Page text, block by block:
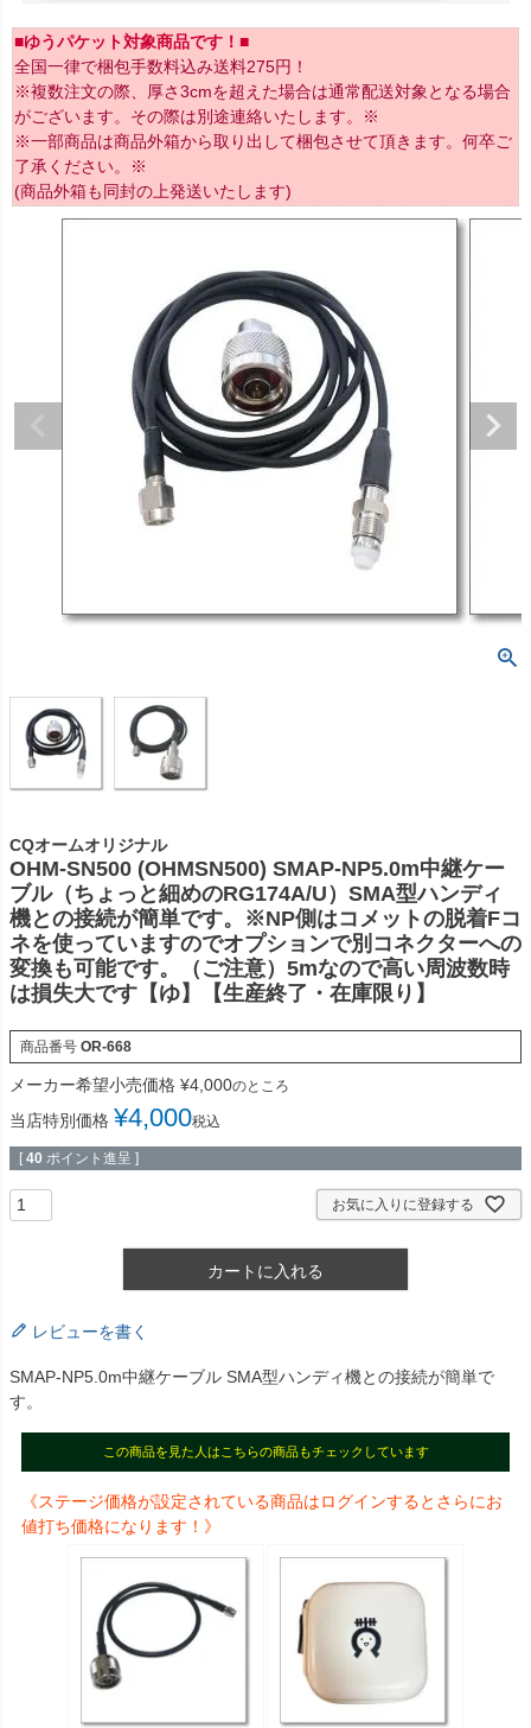
■ゆうパケット対象商品です！■
全国一律で梱包手数料込み送料275円！
※複数注文の際、厚さ3cmを超えた場合は通常配送対象となる場合
がございます。その際は別途連絡いたします。※
※一部商品は商品外箱から取り出して梱包させて頂きます。何卒ご
了承ください。※
(商品外箱も同封の上発送いたします)
CQオームオリジナル
OHM-SN500 (OHMSN500) SMAP-NP5.0m中継ケー
ブル（ちょっと細めのRG174A/U）SMA型ハンディ
機との接続が簡単です。※NP側はコメットの脱着Fコ
ネを使っていますのでオプションで別コネクターへの
変換も可能です。（ご注意）5mなので高い周波数時
は損失大です【ゆ】【生産終了・在庫限り】
商品番号 OR-668
メーカー希望小売価格 ¥4,000のところ
当店特別価格 ¥4,000税込
[ 40 ポイント進呈 ]
お気に入りに登録する
カートに入れる
レビューを書く
SMAP-NP5.0m中継ケーブル SMA型ハンディ機との接続が簡単で
す。
この商品を見た人はこちらの商品もチェックしています
《ステージ価格が設定されている商品はログインするとさらにお
値打ち価格になります！》